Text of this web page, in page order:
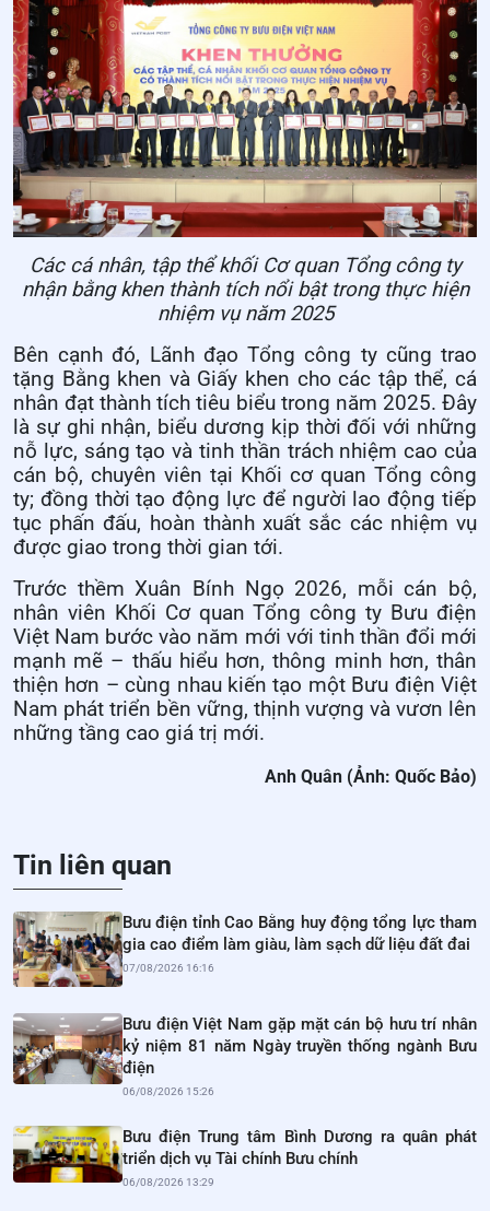
Các cá nhân, tập thể khối Cơ quan Tổng công ty
nhận bằng khen thành tích nổi bật trong thực hiện
nhiệm vụ năm 2025
Bên cạnh đó, Lãnh đạo Tổng công ty cũng trao
tặng Bằng khen và Giấy khen cho các tập thể, cá
nhân đạt thành tích tiêu biểu trong năm 2025. Đây
là sự ghi nhận, biểu dương kịp thời đối với những
nỗ lực, sáng tạo và tinh thần trách nhiệm cao của
cán bộ, chuyên viên tại Khối cơ quan Tổng công
ty; đồng thời tạo động lực để người lao động tiếp
tục phấn đấu, hoàn thành xuất sắc các nhiệm vụ
được giao trong thời gian tới.
Trước thềm Xuân Bính Ngọ 2026, mỗi cán bộ,
nhân viên Khối Cơ quan Tổng công ty Bưu điện
Việt Nam bước vào năm mới với tinh thần đổi mới
mạnh mẽ – thấu hiểu hơn, thông minh hơn, thân
thiện hơn – cùng nhau kiến tạo một Bưu điện Việt
Nam phát triển bền vững, thịnh vượng và vươn lên
những tầng cao giá trị mới.
Anh Quân (Ảnh: Quốc Bảo)
Tin liên quan
Bưu điện tỉnh Cao Bằng huy động tổng lực tham
gia cao điểm làm giàu, làm sạch dữ liệu đất đai
07/08/2026 16:16
Bưu điện Việt Nam gặp mặt cán bộ hưu trí nhân
kỷ niệm 81 năm Ngày truyền thống ngành Bưu
điện
06/08/2026 15:26
Bưu điện Trung tâm Bình Dương ra quân phát
triển dịch vụ Tài chính Bưu chính
06/08/2026 13:29